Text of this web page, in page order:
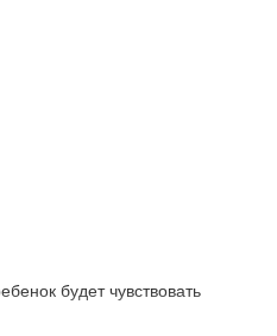
будет чувствовать